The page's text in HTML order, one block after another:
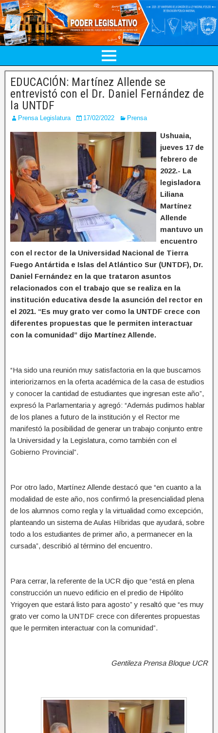
EDUCACIÓN: Martínez Allende se
entrevistó con el Dr. Daniel Fernández de
la UNTDF
Prensa Legislatura 17/02/2022 Prensa
Ushuaia,
jueves 17 de
febrero de
2022.- La
legisladora
Liliana
Martínez
Allende
mantuvo un
encuentro
con el rector de la Universidad Nacional de Tierra
Fuego Antártida e Islas del Atlántico Sur (UNTDF), Dr.
Daniel Fernández en la que trataron asuntos
relacionados con el trabajo que se realiza en la
institución educativa desde la asunción del rector en
el 2021. “Es muy grato ver como la UNTDF crece con
diferentes propuestas que le permiten interactuar
con la comunidad” dijo Martínez Allende.
“Ha sido una reunión muy satisfactoria en la que buscamos
interiorizarnos en la oferta académica de la casa de estudios
y conocer la cantidad de estudiantes que ingresan este año”,
expresó la Parlamentaria y agregó: “Además pudimos hablar
de los planes a futuro de la institución y el Rector me
manifestó la posibilidad de generar un trabajo conjunto entre
la Universidad y la Legislatura, como también con el
Gobierno Provincial”.
Por otro lado, Martínez Allende destacó que “en cuanto a la
modalidad de este año, nos confirmó la presencialidad plena
de los alumnos como regla y la virtualidad como excepción,
planteando un sistema de Aulas Híbridas que ayudará, sobre
todo a los estudiantes de primer año, a permanecer en la
cursada”, describió al término del encuentro.
Para cerrar, la referente de la UCR dijo que “está en plena
construcción un nuevo edificio en el predio de Hipólito
Yrigoyen que estará listo para agosto” y resaltó que “es muy
grato ver como la UNTDF crece con diferentes propuestas
que le permiten interactuar con la comunidad”.
Gentileza Prensa Bloque UCR